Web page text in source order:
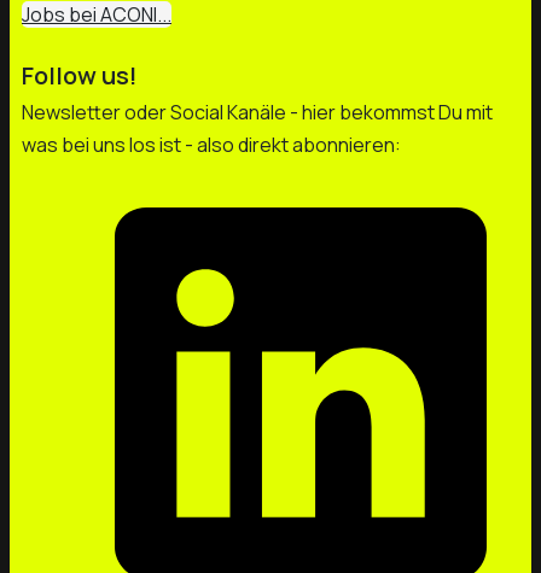
Jobs bei ACONI...
Follow us!
Newsletter oder Social Kanäle - hier bekommst Du mit
was bei uns los ist - also direkt abonnieren: